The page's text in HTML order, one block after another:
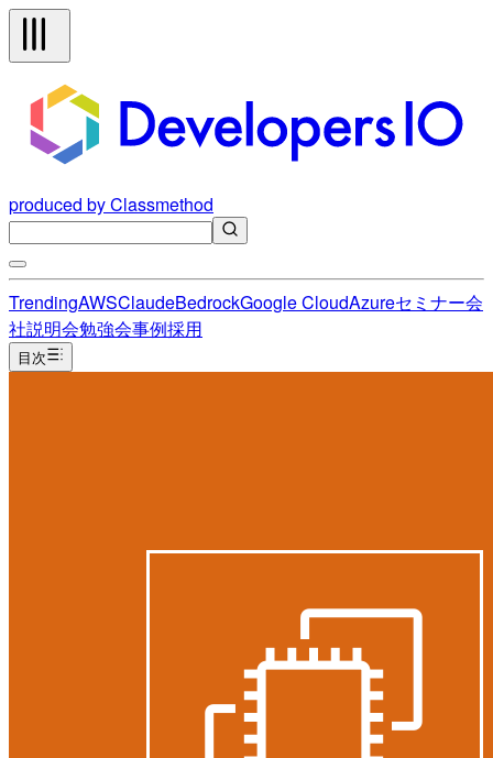
produced by Classmethod
TrendingAWSClaudeBedrockGoogle CloudAzureセミナー会
社説明会勉強会事例採用
目次